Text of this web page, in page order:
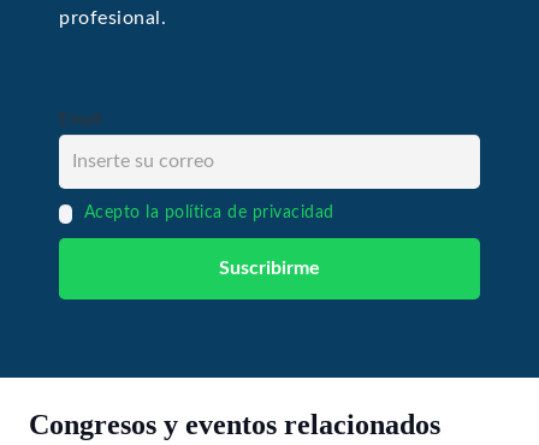
profesional.
Email
Acepto la política de privacidad
Congresos y eventos relacionados